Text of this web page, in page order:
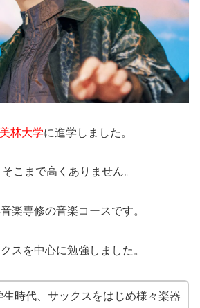
林大学に進学しました。
こまで高くありません。
楽専修の音楽コースです。
スを中心に勉強しました。
生時代、サックスをはじめ様々楽器